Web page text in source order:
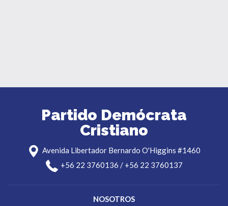
Partido Demócrata
Cristiano
Avenida Libertador Bernardo O'Higgins #1460
+56 22 3760136 / +56 22 3760137
NOSOTROS